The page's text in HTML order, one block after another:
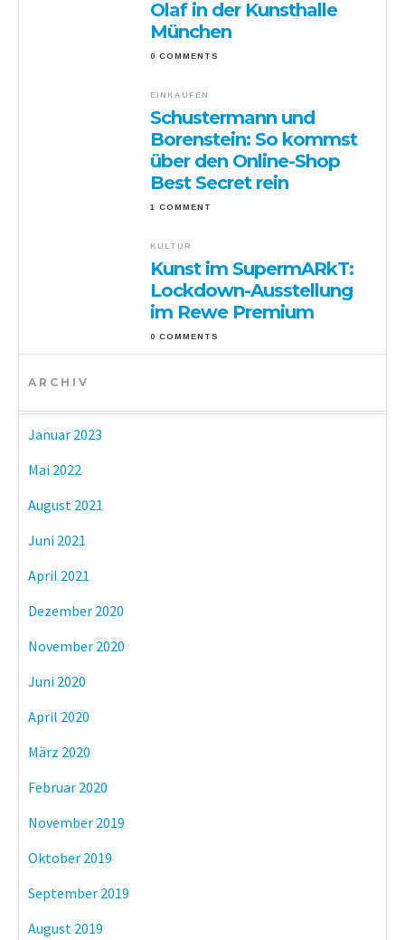
Olaf in der Kunsthalle
München
0 COMMENTS
EINKAUFEN
Schustermann und
Borenstein: So kommst
über den Online-Shop
Best Secret rein
1 COMMENT
KULTUR
Kunst im SupermARkT:
Lockdown-Ausstellung
im Rewe Premium
0 COMMENTS
ARCHIV
Januar 2023
Mai 2022
August 2021
Juni 2021
April 2021
Dezember 2020
November 2020
Juni 2020
April 2020
März 2020
Februar 2020
November 2019
Oktober 2019
September 2019
August 2019